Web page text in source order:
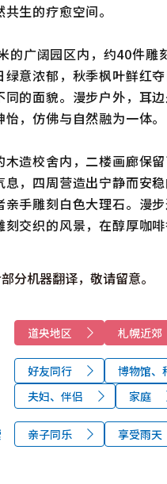
生的疗愈空间。
的广阔园区内，约40件雕
绿意浓郁，秋季枫叶鲜红
同的面貌。漫步户外，耳
，仿佛与自然融为一体。
木造校舍内，二楼画廊保
息，四周营造出宁静而安
亲手雕刻白色大理石。漫
交织的风景，在醇厚咖
分机器翻译，敬请留意。
道央地区 札幌近郊
好友同行 博物馆、
夫妇、伴侣
家庭
亲子同乐 享受雨天